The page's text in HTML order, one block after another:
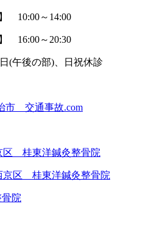
10:00～14:00
16:00～20:30
(午後の部)、日祝休診
市 交通事故.com
桂東洋鍼灸整骨院
区 桂東洋鍼灸整骨院
院